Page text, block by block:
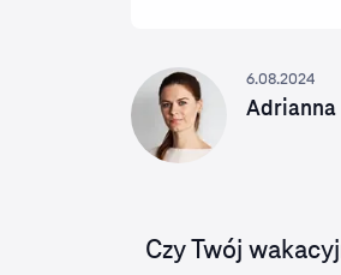
6.08.2024
Adrianna
Czy Twój